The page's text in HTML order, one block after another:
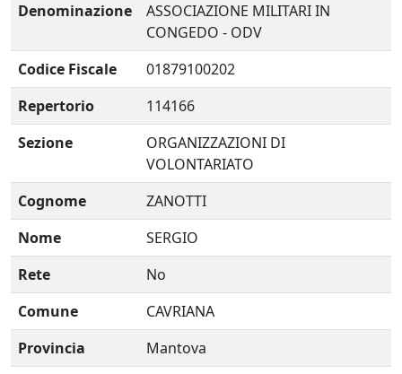
Denominazione
ASSOCIAZIONE MILITARI IN
CONGEDO - ODV
Codice Fiscale
01879100202
Repertorio
114166
Sezione
ORGANIZZAZIONI DI
VOLONTARIATO
Cognome
ZANOTTI
Nome
SERGIO
Rete
No
Comune
CAVRIANA
Provincia
Mantova